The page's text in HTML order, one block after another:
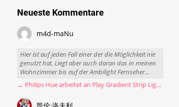
Neueste Kommentare
m4d-maNu
Hier ist auf jeden Fall einer der die Möglichkeit nie
genutzt hat. Liegt aber auch daran das in meinen
Wohnzimmer bis auf der Ambilight Fernseher...
→ Philips Hue arbeitet an Play Gradient Strip Light Pro